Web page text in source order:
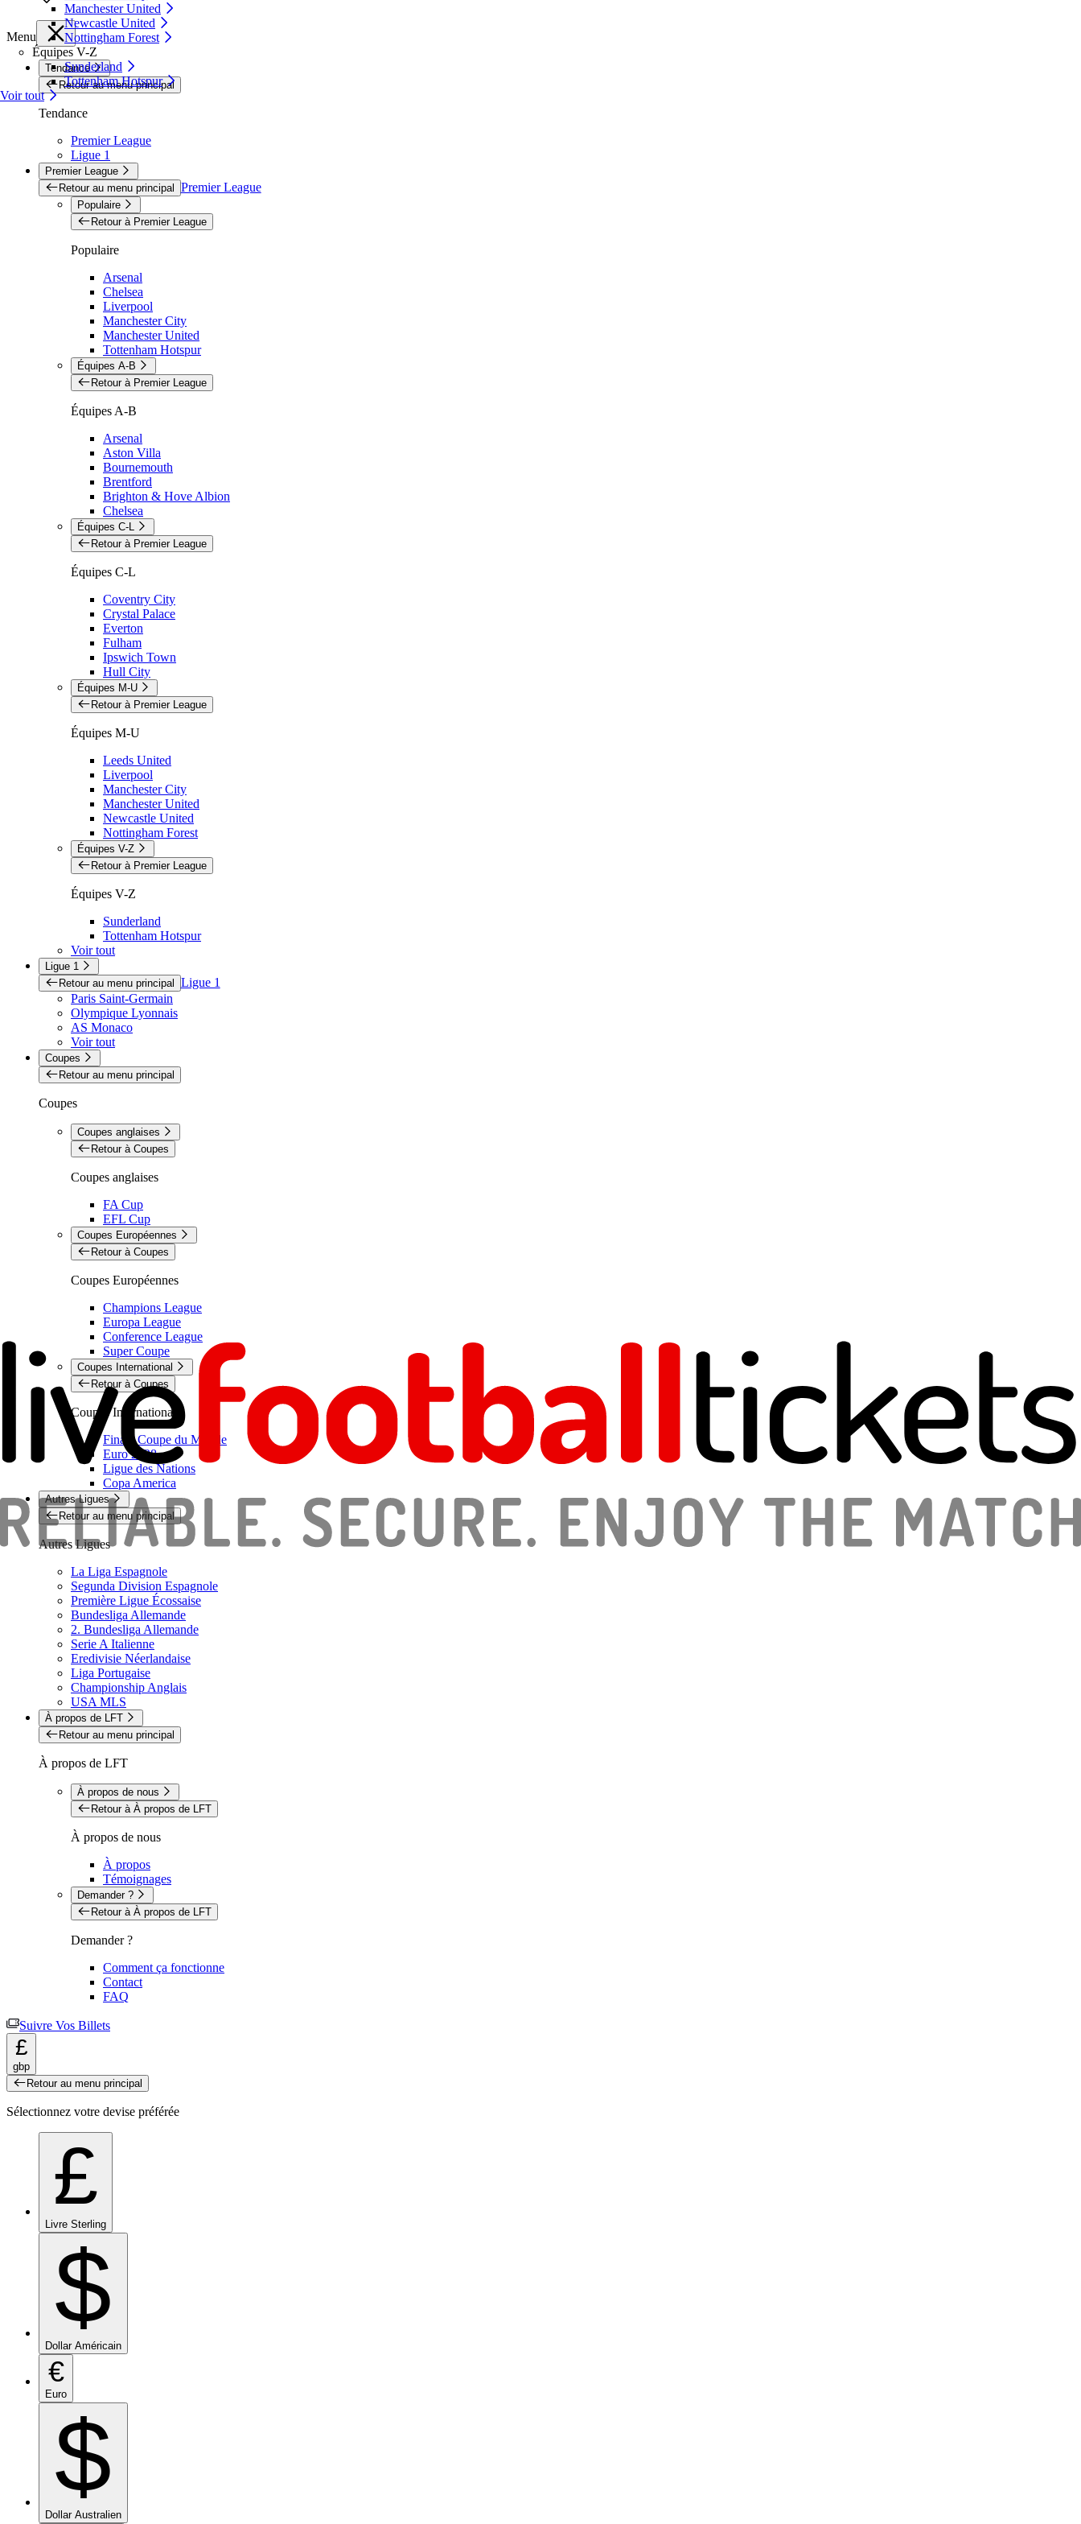
Manchester United
Newcastle United
Nottingham Forest
Équipes V-Z
Sunderland
Tottenham Hotspur
Voir tout
Menu
Tendance
Retour au menu principal
Tendance
Premier League
Ligue 1
Premier League
Retour au menu principal Premier League
Populaire
Retour à Premier League
Populaire
Arsenal
Chelsea
Liverpool
Manchester City
Manchester United
Tottenham Hotspur
Équipes A-B
Retour à Premier League
Équipes A-B
Arsenal
Aston Villa
Bournemouth
Brentford
Brighton & Hove Albion
Chelsea
Équipes C-L
Retour à Premier League
Équipes C-L
Coventry City
Crystal Palace
Everton
Fulham
Ipswich Town
Hull City
Équipes M-U
Retour à Premier League
Équipes M-U
Leeds United
Liverpool
Manchester City
Manchester United
Newcastle United
Nottingham Forest
Équipes V-Z
Retour à Premier League
Équipes V-Z
Sunderland
Tottenham Hotspur
Voir tout
Ligue 1
Retour au menu principal Ligue 1
Paris Saint-Germain
Olympique Lyonnais
AS Monaco
Voir tout
Coupes
Retour au menu principal
Coupes
Coupes anglaises
Retour à Coupes
Coupes anglaises
FA Cup
EFL Cup
Coupes Européennes
Retour à Coupes
Coupes Européennes
Champions League
Europa League
Conference League
Super Coupe
Coupes International
Retour à Coupes
Coupes International
Finale Coupe du Monde
Euro 2028
Ligue des Nations
Copa America
Autres Ligues
Retour au menu principal
Autres Ligues
La Liga Espagnole
Segunda Division Espagnole
Première Ligue Écossaise
Bundesliga Allemande
2. Bundesliga Allemande
Serie A Italienne
Eredivisie Néerlandaise
Liga Portugaise
Championship Anglais
USA MLS
À propos de LFT
Retour au menu principal
À propos de LFT
À propos de nous
Retour à À propos de LFT
À propos de nous
À propos
Témoignages
Demander ?
Retour à À propos de LFT
Demander ?
Comment ça fonctionne
Contact
FAQ
Suivre Vos Billets
£
gbp
Retour au menu principal
Sélectionnez votre devise préférée
£
Livre Sterling
$
Dollar Américain
€
Euro
$
Dollar Australien